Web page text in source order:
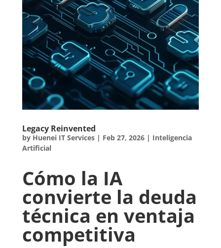
Legacy Reinvented
by Huenei IT Services| Feb 27, 2026| Inteligencia
Artificial
Cómo la IA
convierte la deuda
técnica en ventaja
competitiva